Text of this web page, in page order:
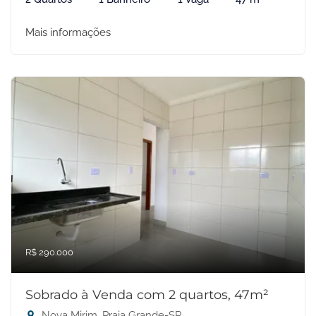
Mais informações
R$ 290.000
Sobrado à Venda com 2 quartos, 47m²